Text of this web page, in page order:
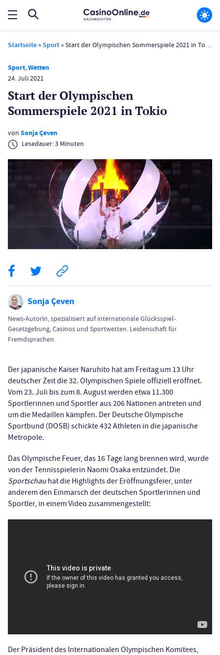
Startseite »Sport »Start der Olympischen Sommerspiele 2021 in Tokio
Sport,Wetten
24. Juli 2021
Start der Olympischen
Sommerspiele 2021 in Tokio
von Sonja Çeven
Lesedauer:3 Minuten
Sonja Çeven
News-Autorin, spezialisiert auf internationale Glücksspiel-
Gesetzgebung, Casinos und Sportwetten. Leidenschaft für
Fremdsprachen.
Der japanische Kaiser Naruhito hat am Freitag um 13 Uhr
deutscher Zeit die 32. Olympischen Spiele offiziell eröffnet.
Vom 23. Juli bis zum 8. August werden etwa 11.300
Sportlerinnen und Sportler aus 206 Nationen antreten und
um die Medaillen kämpfen. Der Deutsche Olympische
Sportbund (DOSB) schickte 432 Athleten in die japanische
Metropole.
Das Olympische Feuer, das 16 Tage lang brennen wird, wurde
von der Tennisspielerin Naomi Osaka entzündet. Die
Sportschauhat die Highlights der Eröffnungsfeier, unter
anderem den Einmarsch der deutschen Sportlerinnen und
Sportler, in einem Video zusammengestellt:
Der Präsident des Internationalen Olympischen Komitees,